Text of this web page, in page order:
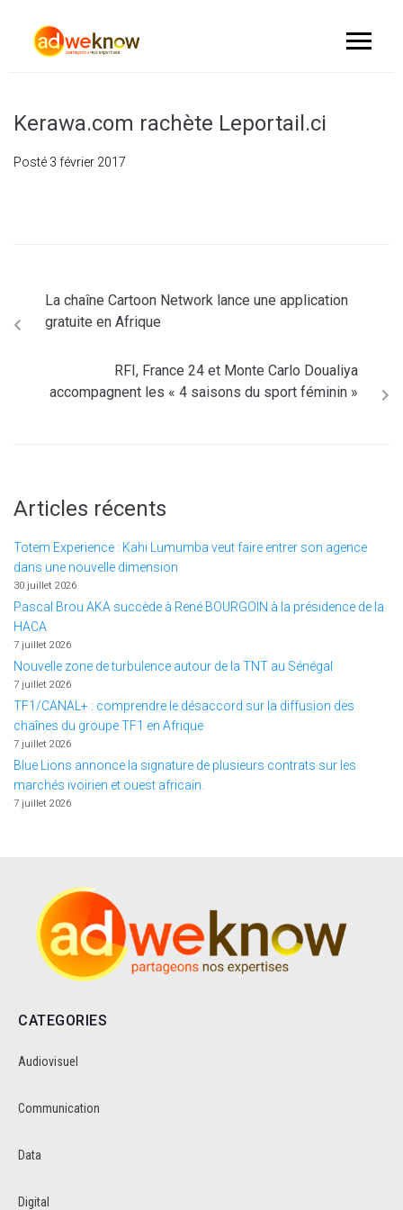
Kerawa.com rachète Leportail.ci
Posté 3 février 2017
La chaîne Cartoon Network lance une application
gratuite en Afrique
RFI, France 24 et Monte Carlo Doualiya
accompagnent les « 4 saisons du sport féminin »
Articles récents
Totem Experience : Kahi Lumumba veut faire entrer son agence
dans une nouvelle dimension
30 juillet 2026
Pascal Brou AKA succède à René BOURGOIN à la présidence de la
HACA
7 juillet 2026
Nouvelle zone de turbulence autour de la TNT au Sénégal
7 juillet 2026
TF1/CANAL+ : comprendre le désaccord sur la diffusion des
chaînes du groupe TF1 en Afrique
7 juillet 2026
Blue Lions annonce la signature de plusieurs contrats sur les
marchés ivoirien et ouest africain.
7 juillet 2026
CATEGORIES
Audiovisuel
Communication
Data
Digital